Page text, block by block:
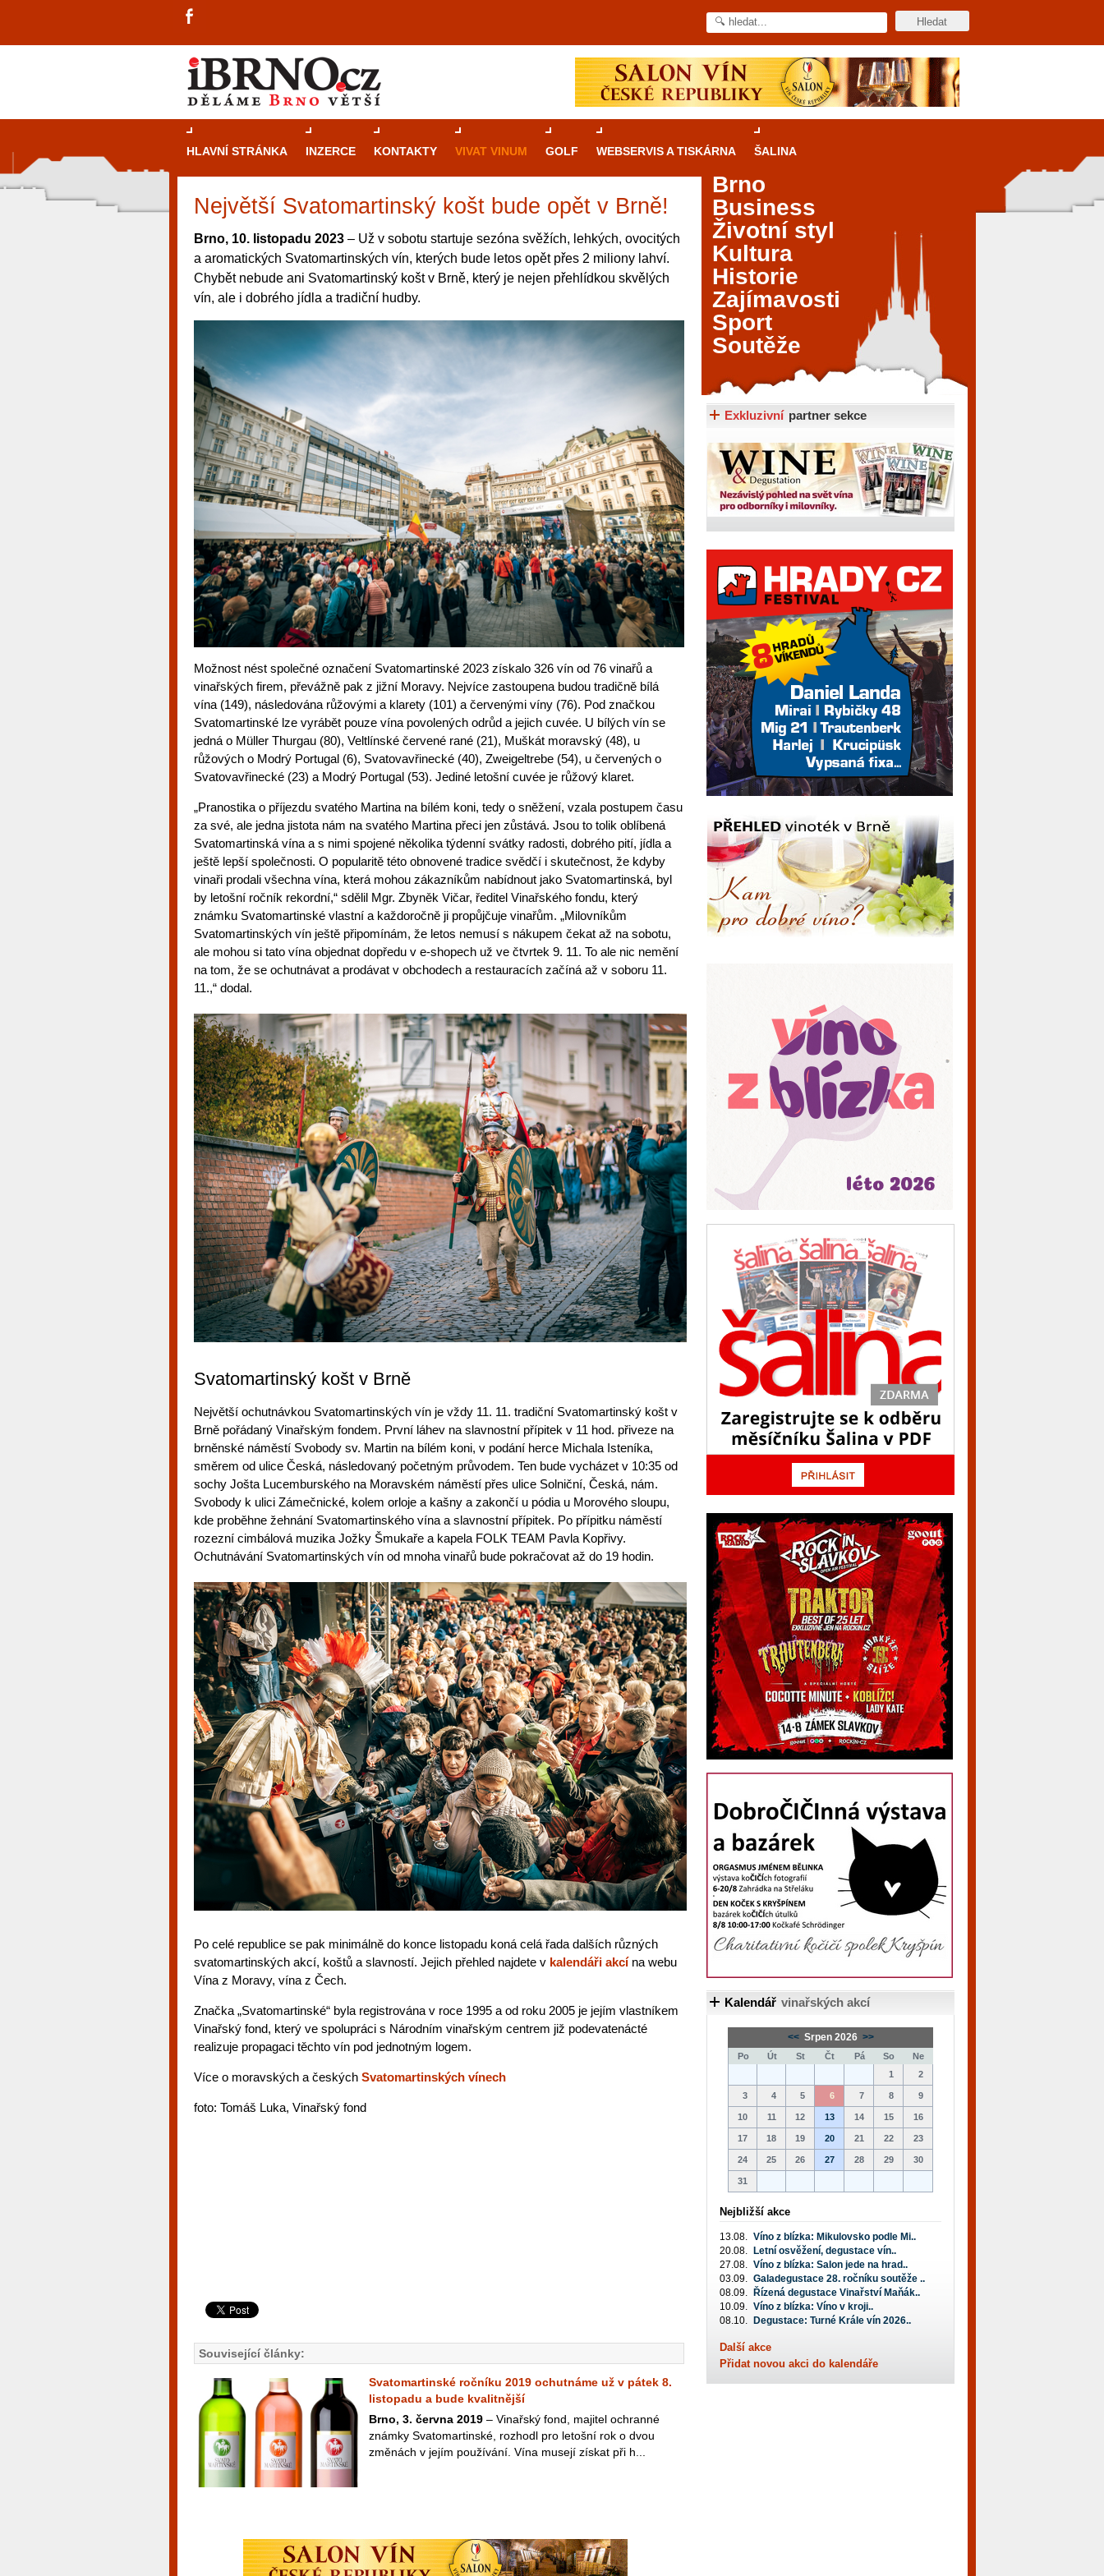
HLAVNÍ STRÁNKA INZERCE KONTAKTY VIVAT VINUM GOLF WEBSERVIS A TISKÁRNA ŠALINA
Největší Svatomartinský košt bude opět v Brně!
Brno, 10. listopadu 2023 – Už v sobotu startuje sezóna svěžích, lehkých, ovocitých
a aromatických Svatomartinských vín, kterých bude letos opět přes 2 miliony lahví.
Chybět nebude ani Svatomartinský košt v Brně, který je nejen přehlídkou skvělých
vín, ale i dobrého jídla a tradiční hudby.
Možnost nést společné označení Svatomartinské 2023 získalo 326 vín od 76 vinařů a
vinařských firem, převážně pak z jižní Moravy. Nejvíce zastoupena budou tradičně bílá
vína (149), následována růžovými a klarety (101) a červenými víny (76). Pod značkou
Svatomartinské lze vyrábět pouze vína povolených odrůd a jejich cuvée. U bílých vín se
jedná o Müller Thurgau (80), Veltlínské červené rané (21), Muškát moravský (48), u
růžových o Modrý Portugal (6), Svatovavřinecké (40), Zweigeltrebe (54), u červených o
Svatovavřinecké (23) a Modrý Portugal (53). Jediné letošní cuvée je růžový klaret.
„Pranostika o příjezdu svatého Martina na bílém koni, tedy o sněžení, vzala postupem času
za své, ale jedna jistota nám na svatého Martina přeci jen zůstává. Jsou to tolik oblíbená
Svatomartinská vína a s nimi spojené několika týdenní svátky radosti, dobrého pití, jídla a
ještě lepší společnosti. O popularitě této obnovené tradice svědčí i skutečnost, že kdyby
vinaři prodali všechna vína, která mohou zákazníkům nabídnout jako Svatomartinská, byl
by letošní ročník rekordní,“ sdělil Mgr. Zbyněk Vičar, ředitel Vinařského fondu, který
známku Svatomartinské vlastní a každoročně ji propůjčuje vinařům. „Milovníkům
Svatomartinských vín ještě připomínám, že letos nemusí s nákupem čekat až na sobotu,
ale mohou si tato vína objednat dopředu v e-shopech už ve čtvrtek 9. 11. To ale nic nemění
na tom, že se ochutnávat a prodávat v obchodech a restauracích začíná až v soboru 11.
11.,“ dodal.
Svatomartinský košt v Brně
Největší ochutnávkou Svatomartinských vín je vždy 11. 11. tradiční Svatomartinský košt v
Brně pořádaný Vinařským fondem. První láhev na slavnostní přípitek v 11 hod. přiveze na
brněnské náměstí Svobody sv. Martin na bílém koni, v podání herce Michala Isteníka,
směrem od ulice Česká, následovaný početným průvodem. Ten bude vycházet v 10:35 od
sochy Jošta Lucemburského na Moravském náměstí přes ulice Solniční, Česká, nám.
Svobody k ulici Zámečnické, kolem orloje a kašny a zakončí u pódia u Morového sloupu,
kde proběhne žehnání Svatomartinského vína a slavnostní přípitek. Po přípitku náměstí
rozezní cimbálová muzika Jožky Šmukaře a kapela FOLK TEAM Pavla Kopřivy.
Ochutnávání Svatomartinských vín od mnoha vinařů bude pokračovat až do 19 hodin.
Po celé republice se pak minimálně do konce listopadu koná celá řada dalších různých
svatomartinských akcí, koštů a slavností. Jejich přehled najdete v kalendáři akcína webu
Vína z Moravy, vína z Čech.
Značka „Svatomartinské“ byla registrována v roce 1995 a od roku 2005 je jejím vlastníkem
Vinařský fond, který ve spolupráci s Národním vinařským centrem již podevatenácté
realizuje propagaci těchto vín pod jednotným logem.
Více o moravských a českých Svatomartinských vínech
foto: Tomáš Luka, Vinařský fond
Související články:
Svatomartinské ročníku 2019 ochutnáme už v pátek 8.
listopadu a bude kvalitnější
Brno, 3. června 2019 – Vinařský fond, majitel ochranné
známky Svatomartinské, rozhodl pro letošní rok o dvou
změnách v jejím používání. Vína musejí získat při h...
Průvodcekasinovými hrami v Brně: Od
rulety po video automaty
Brno je městem známým pro zajímavé památky, skvělé
restaurace, divadla a univerzity. Mimo jiné je ale také
místem, kde si můžete legálně a bezpečně vyzkoušet
metropoli naleznete širokou nabídku her od klasické
rulety až po moderní automaty jak pro pravidelné
návštěvníky, tak pro příležitostné hráče. V...
Celý článek...
Brno
Business
Životní styl
Kultura
Historie
Zajímavosti
Sport
Soutěže
Exkluzivní partner sekce
Kalendář vinařských akcí
<< Srpen 2026 >>
Po Út St Čt Pá So
Ne
1
2
3 4 5 6 7 8 9
10 11 12 13 14 15 16
17 18 19 20 21 22 23
24 25 26 27 28 29 30
31
Nejbližší akce
13.08. Víno z blízka: Mikulovsko podle Mi..
20.08.
Letní osvěžení, degustace vín..
27.08. Víno z blízka: Salon jede na hrad..
03.09. Galadegustace 28. ročníku soutěže ..
08.09.
Řízená degustace Vinařství Maňák..
10.09. Víno z blízka: Víno v kroji..
08.10.
Degustace: Turné Krále vín 2026..
Další akce
Přidat novou akci do kalendáře